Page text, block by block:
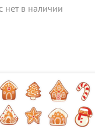
нет в наличии